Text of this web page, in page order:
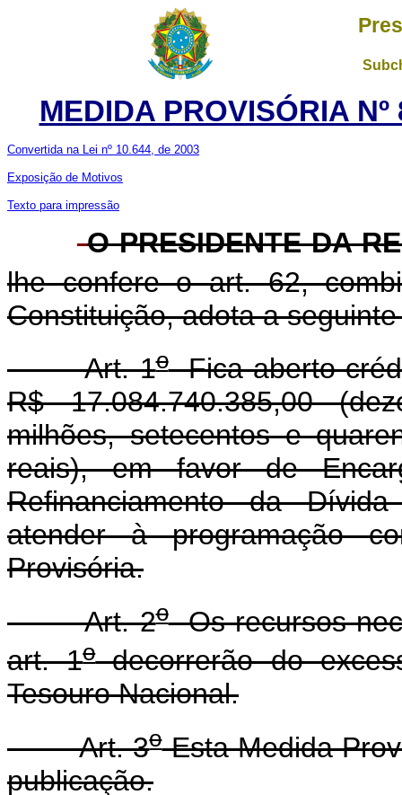
MEDIDA PROVISÓRIA
Convertida na Lei nº 10.644, de 2003
Exposição de Motivos
Texto para impressão
O PRESIDENTE DA
lhe confere o art. 62,
Constituição, adota a
Art. 1oFica aberto
R$ 17.084.740.385,00
milhões, setecentos e
reais), em favor de
Refinanciamento da
atender à programação
Provisória.
Art. 2oOs recursos
art. 1odecorrerão do
Tesouro Nacional.
Art. 3oEsta Medida
publicação.